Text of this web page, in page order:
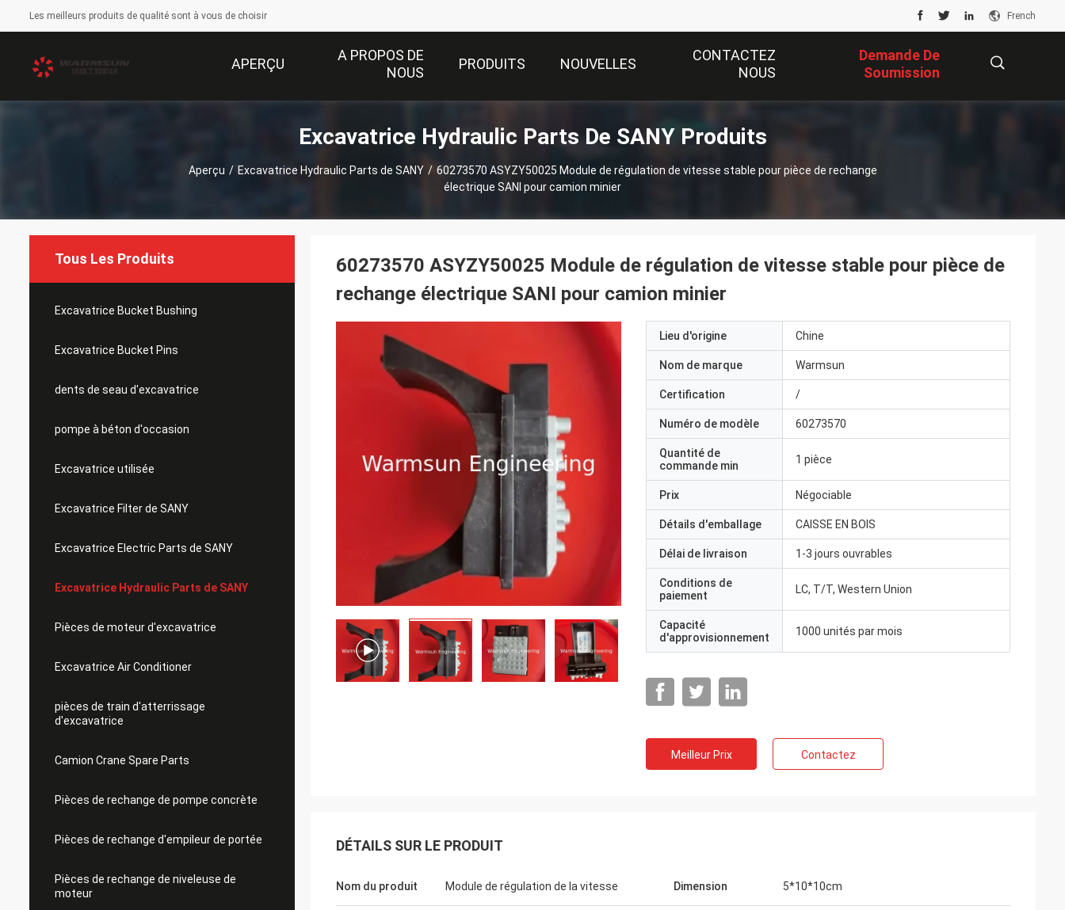
Les meilleurs produits de qualité sont à vous de choisir French
APERÇU
A PROPOS DE
NOUS
PRODUITS NOUVELLES
CONTACTEZ
NOUS
Demande De
Soumission
Excavatrice Hydraulic Parts De SANY Produits
Aperçu / Excavatrice Hydraulic Parts de SANY / 60273570 ASYZY50025 Module de régulation de vitesse stable pour pièce de rechange
électrique SANI pour camion minier
Tous Les Produits
Excavatrice Bucket Bushing
Excavatrice Bucket Pins
dents de seau d'excavatrice
pompe à béton d'occasion
Excavatrice utilisée
Excavatrice Filter de SANY
Excavatrice Electric Parts de SANY
Excavatrice Hydraulic Parts de SANY
Pièces de moteur d'excavatrice
Excavatrice Air Conditioner
pièces de train d'atterrissage
d'excavatrice
Camion Crane Spare Parts
Pièces de rechange de pompe concrète
Pièces de rechange d'empileur de portée
Pièces de rechange de niveleuse de
moteur
60273570 ASYZY50025 Module de régulation de vitesse stable pour pièce de
rechange électrique SANI pour camion minier
Lieu d'origine Chine
Nom de marque Warmsun
Certification /
Numéro de modèle 60273570
Quantité de
commande min
1 pièce
Prix Négociable
Détails d'emballage CAISSE EN BOIS
Délai de livraison 1-3 jours ouvrables
Conditions de
paiement
LC, T/T, Western Union
Capacité
d'approvisionnement
1000 unités par mois
Meilleur Prix Contactez
DÉTAILS SUR LE PRODUIT
Nom du produit Module de régulation de la vitesse Dimension 5*10*10cm